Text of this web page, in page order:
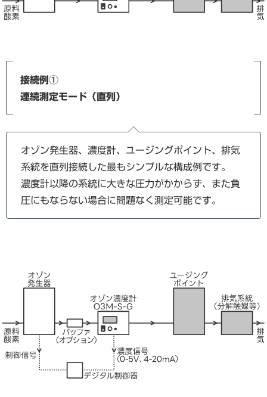
接続例①
連続測定モード（直列）
オゾン発生器、濃度計、ユージングポイント、排気
系統を直列接続した最もシンプルな構成例です。
濃度計以降の系統に大きな圧力がかからず、また負
圧にもならない場合に問題なく測定可能です。